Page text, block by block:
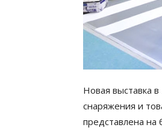
Новая выставка
снаряжения и
представлена на